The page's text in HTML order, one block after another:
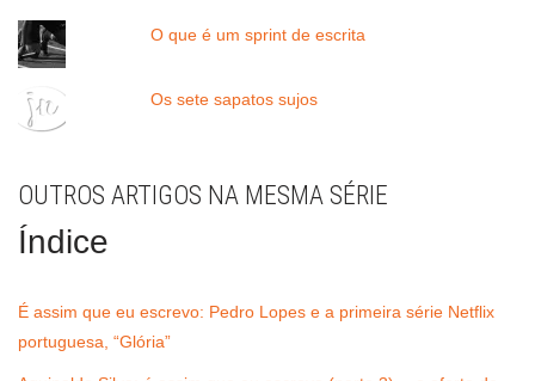
O que é um sprint de escrita
Os sete sapatos sujos
OUTROS ARTIGOS NA MESMA SÉRIE
Índice
É assim que eu escrevo: Pedro Lopes e a primeira série Netflix
portuguesa, “Glória”